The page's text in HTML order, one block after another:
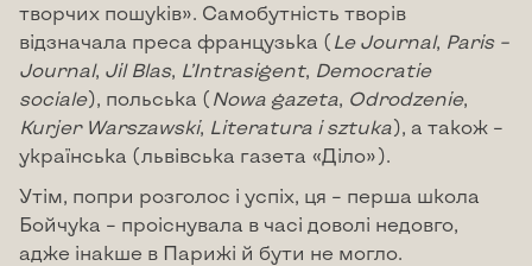
творчих пошуків». Самобутність творів
відзначала преса французька ( Le Journal, Paris–
Journal, Jil Blas, L’Intrasigent, Democratie
sociale), польська ( Nowa gazeta, Odrodzenie,
Kurjer Warszawski, Literatura i sztuka), а також –
українська (львівська газета «Діло»).
Утім, попри розголос і успіх, ця – перша школа
Бойчука – проіснувала в часі доволі недовго,
адже інакше в Парижі й бути не могло.